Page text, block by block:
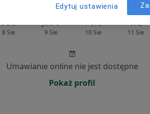
Dziś
8 Sie
Jutro
9 Sie
Pon,
10 Sie
Wt,
11 Sie
Umawianie online nie jest dostępne
Pokaż profil
Edytuj ustawienia